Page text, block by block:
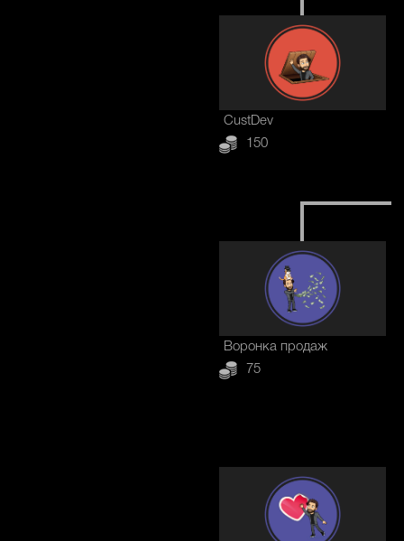
CustDev
150
Воронка продаж
75